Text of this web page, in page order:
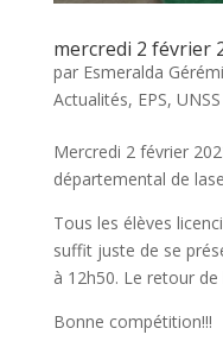
mercredi 2 février
par Esmeralda
Actualités, EPS, UNSS
Mercredi 2 février
départemental de
Tous les élèves
suffit juste de se
à 12h50. Le retour
Bonne compétition!!!